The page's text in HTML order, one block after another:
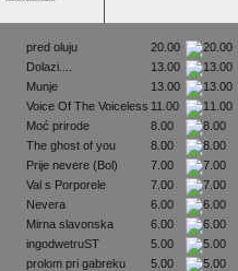
pred oluju
20.00
Dolazi....
13.00
Munje
13.00
Voice Of The Voiceless 11.00
Moć prirode
8.00
The ghost of you
8.00
Prije nevere (Bol)
7.00
Val s Porporele
7.00
Nevera
6.00
Mirna slavonska
6.00
ingodwetruST
5.00
prolom pri gabreku
5.00